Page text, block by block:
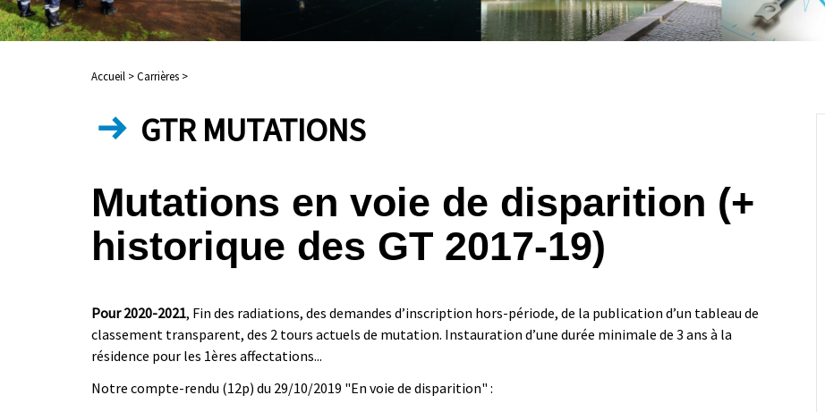
Accueil >Carrières >
GTR MUTATIONS
Mutations en voie de disparition (+
historique des GT 2017-19)
Pour 2020-2021, Fin des radiations, des demandes d’inscription hors-période, de la publication d’un tableau de
classement transparent, des 2 tours actuels de mutation. Instauration d’une durée minimale de 3 ans à la
résidence pour les 1ères affectations...
Notre compte-rendu (12p) du 29/10/2019 "En voie de disparition" :